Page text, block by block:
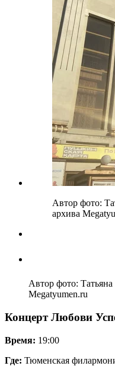
Автор фото:
архива
Автор фото:
Megatyumen.ru
Концерт Любови
Время: 19:00
Где: Тюменская